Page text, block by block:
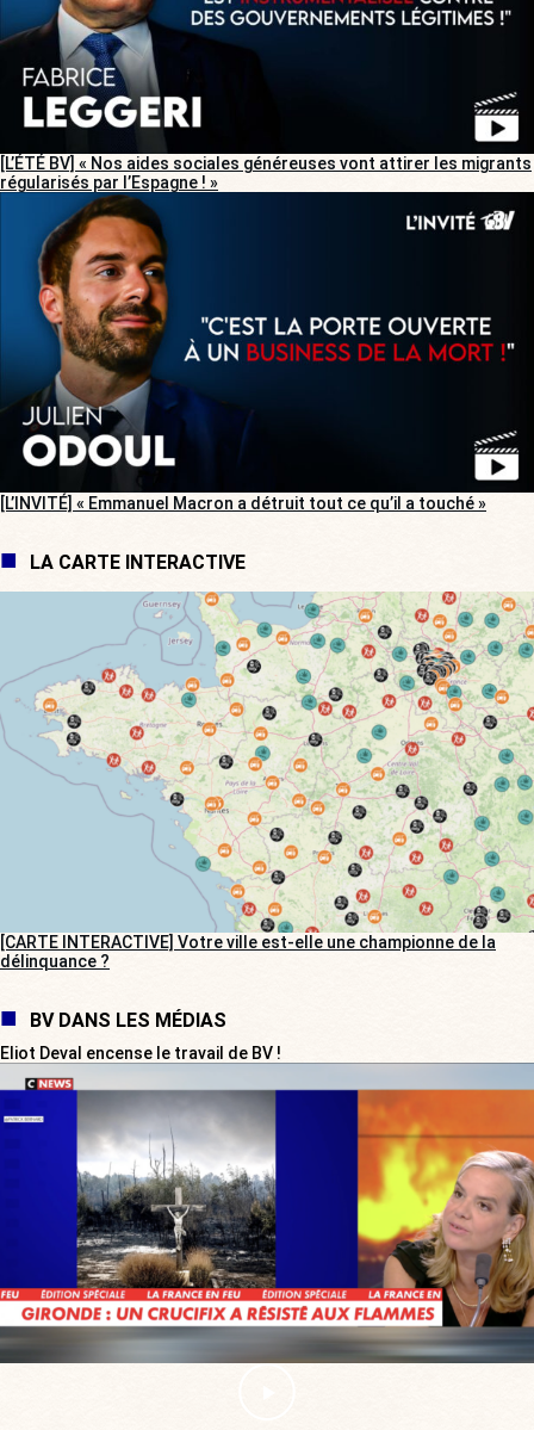
[L’ÉTÉ BV] « Nos aides sociales généreuses vont attirer les migrants
régularisés par l’Espagne ! »
[L’INVITÉ] « Emmanuel Macron a détruit tout ce qu’il a touché »
LA CARTE INTERACTIVE
[CARTE INTERACTIVE] Votre ville est-elle une championne de la
délinquance ?
BV DANS LES MÉDIAS
Eliot Deval encense le travail de BV !